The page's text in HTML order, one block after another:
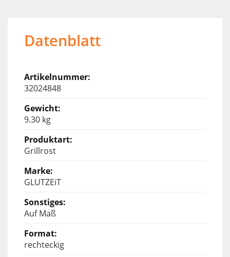
Datenblatt
32024848
9.30 kg
Grillrost
GLUTZEiT
Auf Maß
rechteckig